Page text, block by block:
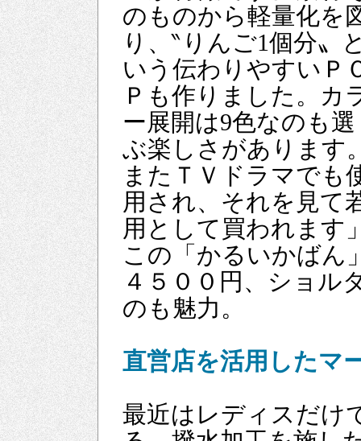
のものから軽量化を
り、‶りんご1個分〟
いう伝わりやすいＰ
Ｐも作りました。カ
ー展開は9色なのも選
ぶ楽しさがあります
またＴＶドラマでも
用され、それを見て
用として買われます
この「かるいかばん
４５００円、ショル
のも魅力。
直営店を活用したマ
最近はレディスだけ